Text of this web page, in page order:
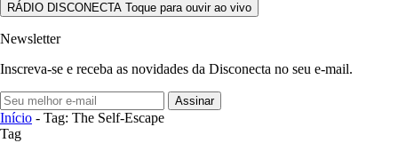
RÁDIO DISCONECTA Toque para ouvir ao vivo
Newsletter
Inscreva-se e receba as novidades da Disconecta no seu e-mail.
Assinar
Início - Tag: The Self-Escape
Tag